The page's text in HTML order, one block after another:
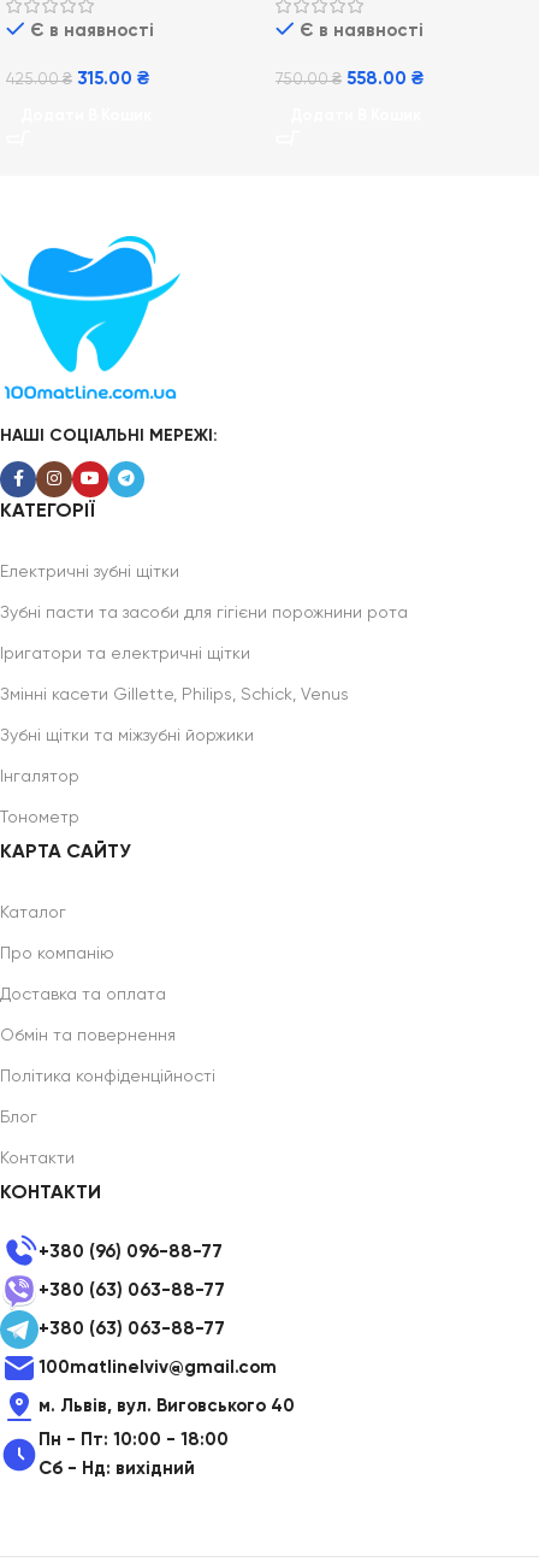
Є в наявності
425.00₴ 315.00 ₴
Є в наявності
750.00₴ 558.00 ₴
НАШІ СОЦІАЛЬНІ МЕРЕЖІ:
КАТЕГОРІЇ
Електричні зубні щітки
Зубні пасти та засоби для гігієни порожнини рота
Іригатори та електричні щітки
Змінні касети Gillette, Philips, Schick, Venus
Зубні щітки та міжзубні йоржики
Інгалятор
Тонометр
КАРТА САЙТУ
Каталог
Про компанію
Доставка та оплата
Обмін та повернення
Політика конфіденційності
Блог
Контакти
КОНТАКТИ
+380 (96) 096-88-77
+380 (63) 063-88-77
+380 (63) 063-88-77
100matlinelviv@gmail.com
м. Львів, вул. Виговського 40
Пн - Пт: 10:00 - 18:00
Сб - Нд: вихідний